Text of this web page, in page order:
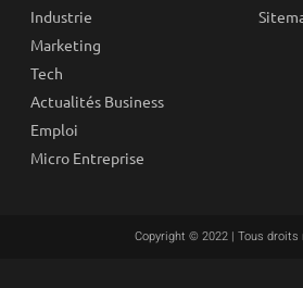
Industrie
Marketing
Tech
Actualités Business
Emploi
Micro Entreprise
Copyright © 2022 | Tous droits